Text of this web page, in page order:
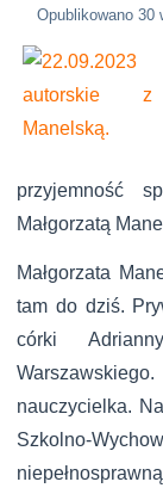
Opublikowano 30
przyjemność
Małgorzatą
Małgorzata
tam do dziś.
córki
nauczycielka.
Szkolno-